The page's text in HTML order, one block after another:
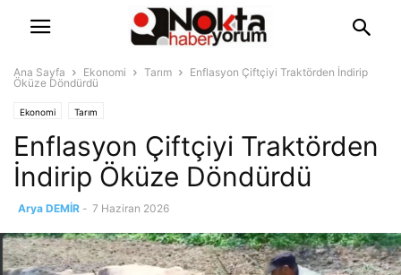
Ana Sayfa Ekonomi Tarım
Enflasyon Çiftçiyi Traktörden İndirip
Öküze Döndürdü
Ekonomi Tarım
Enflasyon Çiftçiyi Traktörden
İndirip Öküze Döndürdü
Arya DEMİR - 7 Haziran 2026